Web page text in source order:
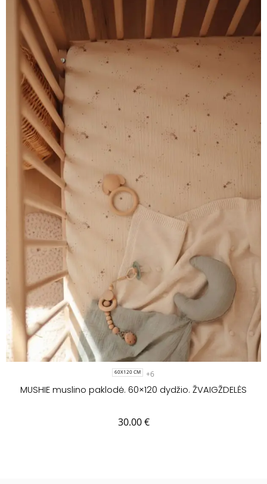
60X120 CM +6
MUSHIE muslino paklodė. 60×120 dydžio. ŽVAIGŽDELĖS
30.00€